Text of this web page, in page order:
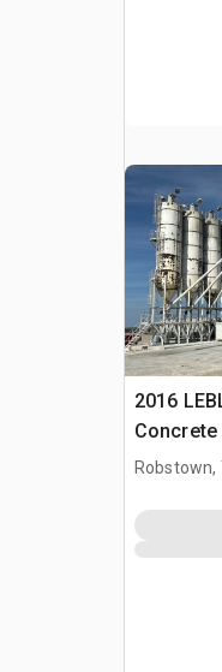
2016
Concrete
Robstown,